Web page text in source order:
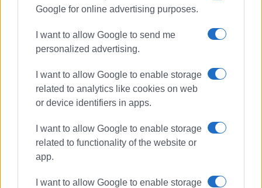
Google for online advertising purposes.
I want to allow Google to send me
personalized advertising.
I want to allow Google to enable storage
related to analytics like cookies on web
or device identifiers in apps.
I want to allow Google to enable storage
related to functionality of the website or
app.
I want to allow Google to enable storage